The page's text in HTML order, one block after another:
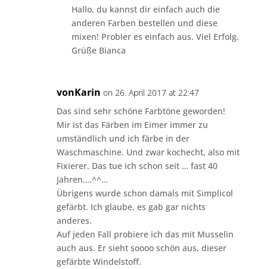
Hallo, du kannst dir einfach auch die
anderen Farben bestellen und diese
mixen! Probier es einfach aus. Viel Erfolg.
Grüße Bianca
vonKarin on 26. April 2017 at 22:47
Das sind sehr schöne Farbtöne geworden!
Mir ist das Färben im Eimer immer zu
umständlich und ich färbe in der
Waschmaschine. Und zwar kochecht, also mit
Fixierer. Das tue ich schon seit … fast 40
Jahren….^^…
Übrigens wurde schon damals mit Simplicol
gefärbt. Ich glaube, es gab gar nichts
anderes.
Auf jeden Fall probiere ich das mit Musselin
auch aus. Er sieht soooo schön aus, dieser
gefärbte Windelstoff.